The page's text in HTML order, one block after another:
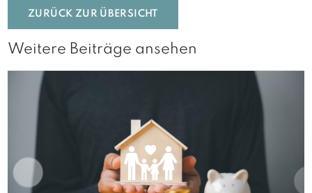
ZURÜCK ZUR ÜBERSICHT
Weitere Beiträge ansehen